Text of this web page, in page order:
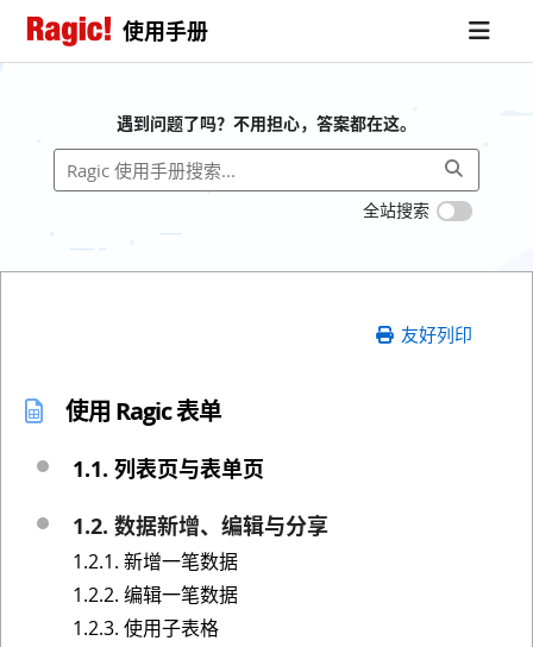
使用手册
遇到问题了吗？不用担心，答案都在这。
全站搜索
友好列印
使用 Ragic 表单
1.1. 列表页与表单页
1.2. 数据新增、编辑与分享
1.2.1. 新增一笔数据
1.2.2. 编辑一笔数据
1.2.3. 使用子表格